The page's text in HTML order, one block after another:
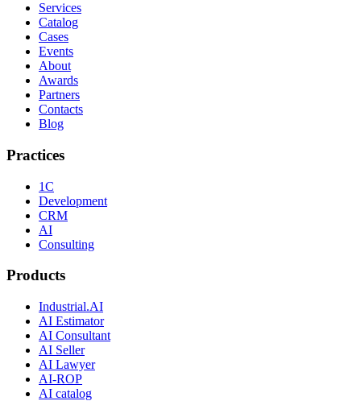
Services
Catalog
Cases
Events
About
Awards
Partners
Contacts
Blog
Practices
1C
Development
CRM
AI
Consulting
Products
Industrial.AI
AI Estimator
AI Consultant
AI Seller
AI Lawyer
AI-ROP
AI catalog